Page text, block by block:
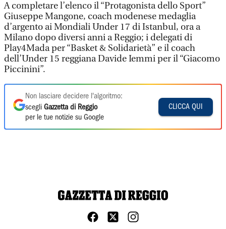
A completare l’elenco il “Protagonista dello Sport”
Giuseppe Mangone, coach modenese medaglia
d’argento ai Mondiali Under 17 di Istanbul, ora a
Milano dopo diversi anni a Reggio; i delegati di
Play4Mada per “Basket & Solidarietà” e il coach
dell’Under 15 reggiana Davide Iemmi per il “Giacomo
Piccinini”.
Non lasciare decidere l'algoritmo:
scegli Gazzetta di Reggio
per le tue notizie su Google
CLICCA QUI